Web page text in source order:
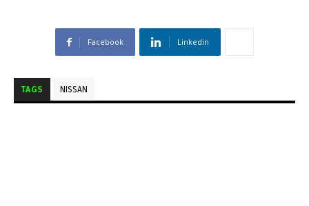
Facebook Linkedin
TAGS NISSAN